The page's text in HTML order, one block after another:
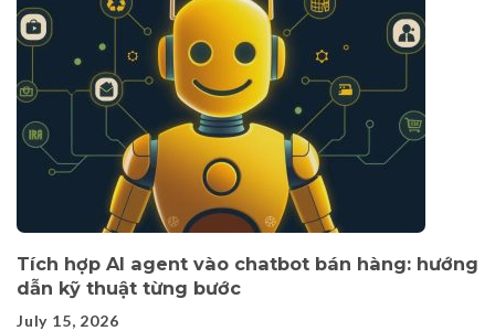
Tích hợp AI agent vào chatbot bán hàng: hướng
dẫn kỹ thuật từng bước
July 15, 2026